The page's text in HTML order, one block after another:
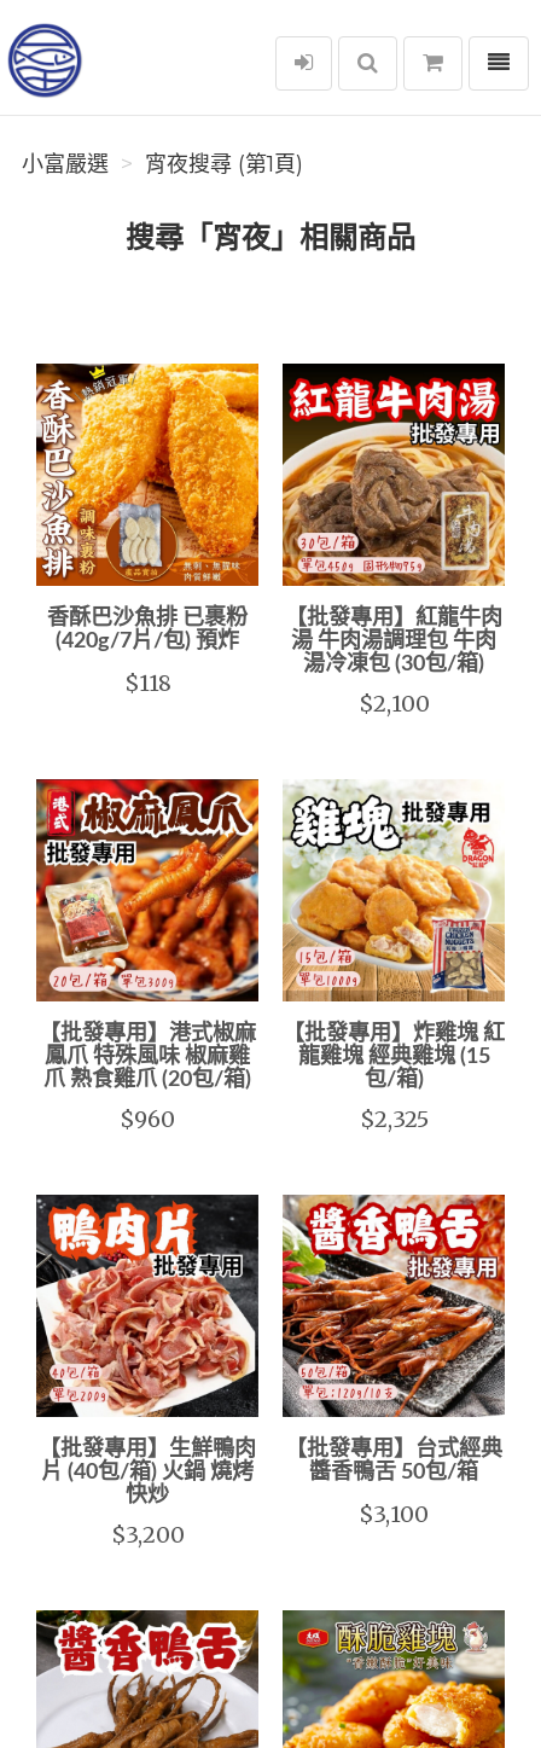
小富嚴選
選單
小富嚴選 宵夜搜尋 (第1頁)
搜尋「宵夜」相關商品
香酥巴沙魚排 已裹粉
(420g/7片/包) 預炸
$118
【批發專用】紅龍牛肉
湯 牛肉湯調理包 牛肉
湯冷凍包 (30包/箱)
$2,100
【批發專用】港式椒麻
鳳爪 特殊風味 椒麻雞
爪 熟食雞爪 (20包/箱)
$960
【批發專用】炸雞塊 紅
龍雞塊 經典雞塊 (15
包/箱)
$2,325
【批發專用】生鮮鴨肉
片 (40包/箱) 火鍋 燒烤
快炒
$3,200
【批發專用】台式經典
醬香鴨舌 50包/箱
$3,100